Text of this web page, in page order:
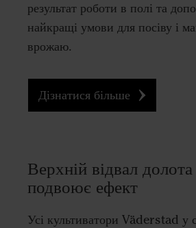
результат роботи в полі та
найкращі умови для посіву і
врожаю.
Дізнатися більше
Верхній відвал
подвоює ефект
Усі культиватори Väderstad у